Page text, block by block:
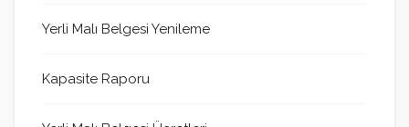
Yerli Malı Belgesi Yenileme
Kapasite Raporu